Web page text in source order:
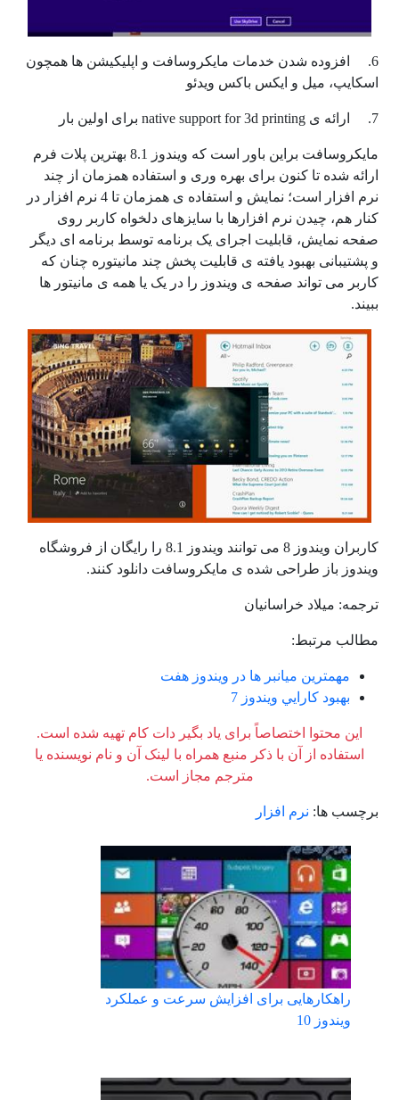
6. افزوده شدن خدمات مایکروسافت و اپلیکیشن ها همچون
اسکایپ، میل و ایکس باکس ویدئو
7. ارائه ی native support for 3d printing برای اولین بار
مایکروسافت براین باور است که ویندوز 8.1 بهترین پلات فرم
ارائه شده تا کنون برای بهره وری و استفاده همزمان از چند
نرم افزار است؛ نمایش و استفاده ی همزمان تا 4 نرم افزار در
کنار هم، چیدن نرم افزارها با سایزهای دلخواه کاربر روی
صفحه نمایش، قابلیت اجرای یک برنامه توسط برنامه ای دیگر
و پشتیبانی بهبود یافته ی قابلیت پخش چند مانیتوره چنان که
کاربر می تواند صفحه ی ویندوز را در یک یا همه ی مانیتور ها
ببیند.
کاربران ویندوز 8 می توانند ویندوز 8.1 را رایگان از فروشگاه
ویندوز باز طراحی شده ی مایکروسافت دانلود کنند.
ترجمه: میلاد خراسانیان
مطالب مرتبط:
مهمترین میانبر ها در ویندوز هفت
بهبود كارايي ويندوز 7
این محتوا اختصاصاً برای یاد بگیر دات کام تهیه شده است.
استفاده از آن با ذکر منبع همراه با لینک آن و نام نویسنده یا
مترجم مجاز است.
برچسب ها: نرم افزار
راهکارهایی برای افزایش سرعت و عملکرد
ویندوز 10